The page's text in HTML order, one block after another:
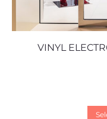
VINYL